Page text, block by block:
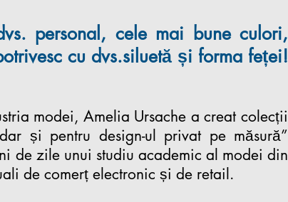
personal, cele mai bune culori,
cu dvs.siluetă și forma feței!
modei, Amelia Ursache a creat colecții
și pentru design-ul privat pe măsură”
de zile unui studiu academic al modei din
de comerț electronic și de retail.